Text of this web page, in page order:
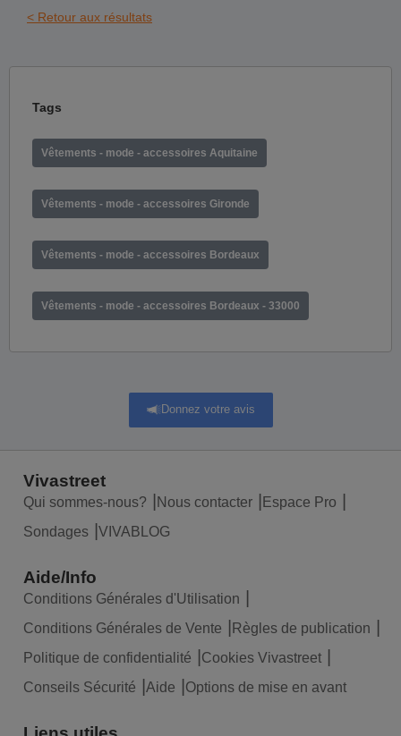
< Retour aux résultats
Tags
Vêtements - mode - accessoires Aquitaine
Vêtements - mode - accessoires Gironde
Vêtements - mode - accessoires Bordeaux
Vêtements - mode - accessoires Bordeaux - 33000
Donnez votre avis
Vivastreet
Qui sommes-nous? Nous contacter
Espace Pro
Sondages
VIVABLOG
Aide/Info
Conditions Générales d'Utilisation
Conditions Générales de Vente
Règles de publication
Politique de confidentialité
Cookies Vivastreet
Conseils Sécurité
Aide Options de mise en avant